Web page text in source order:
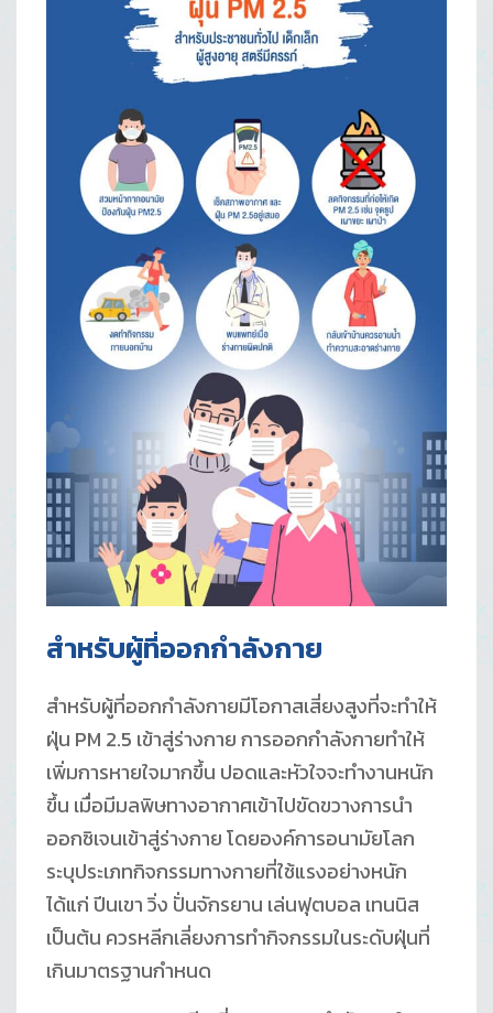
สำหรับผู้ที่ออกกำลังกาย
สำหรับผู้ที่ออกกำลังกายมีโอกาสเสี่ยงสูงที่จะทำให้
ฝุ่น PM 2.5 เข้าสู่ร่างกาย การออกกำลังกายทำให้
เพิ่มการหายใจมากขึ้น ปอดและหัวใจจะทำงานหนัก
ขึ้น เมื่อมีมลพิษทางอากาศเข้าไปขัดขวางการนำ
ออกซิเจนเข้าสู่ร่างกาย โดยองค์การอนามัยโลก
ระบุประเภทกิจกรรมทางกายที่ใช้แรงอย่างหนัก
ได้แก่ ปีนเขา วิ่ง ปั่นจักรยาน เล่นฟุตบอล เทนนิส
เป็นต้น ควรหลีกเลี่ยงการทำกิจกรรมในระดับฝุ่นที่
เกินมาตรฐานกำหนด